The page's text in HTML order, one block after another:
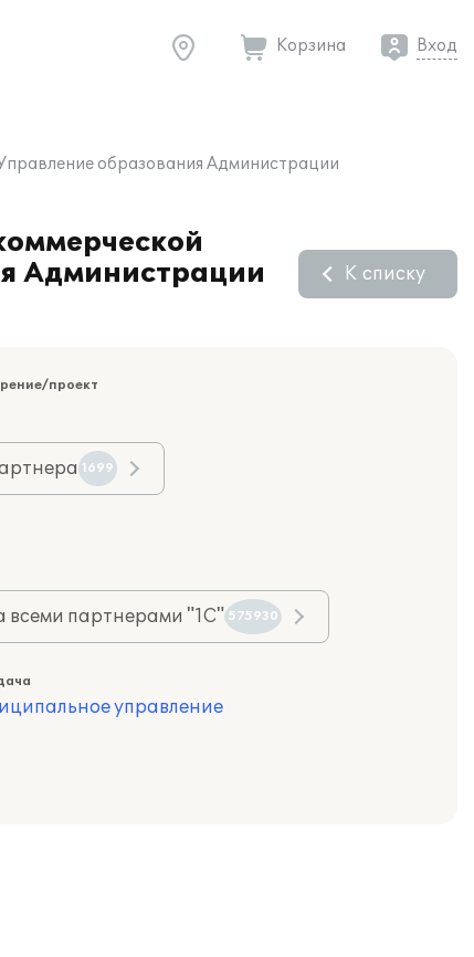
Корзина Вход
образования Администрации
Администрации
К списку
проект
1699
всеми партнерами "1С" 575930
управление